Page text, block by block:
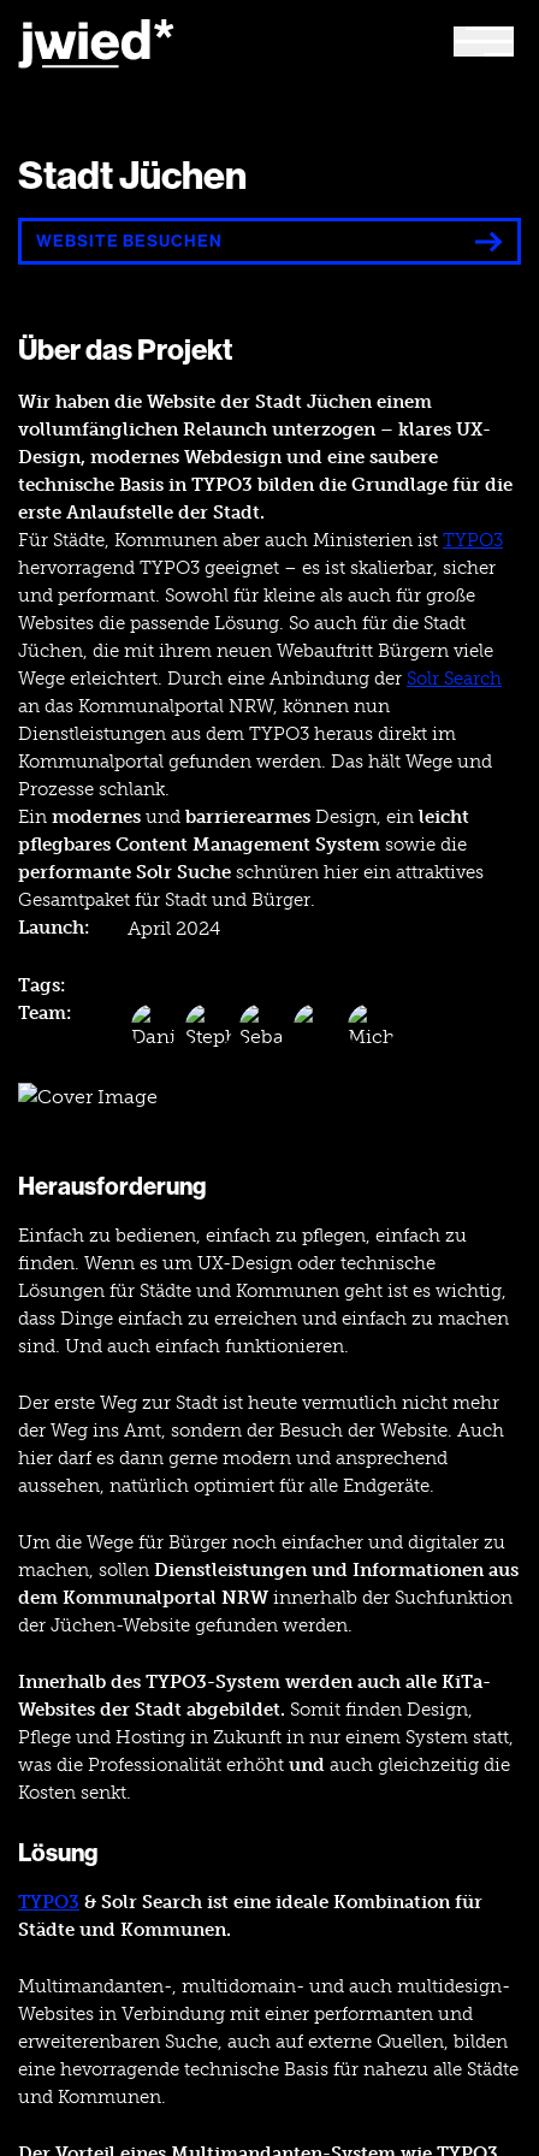
JWIED Startseite
Menu
Stadt Jüchen
WEBSITE BESUCHEN
Über das Projekt
Launch: April 2024
Tags:
Team:
Wir haben die Website der Stadt Jüchen einem
vollumfänglichen Relaunch unterzogen – klares UX-
Design, modernes Webdesign und eine saubere
technische Basis in TYPO3 bilden die Grundlage für die
erste Anlaufstelle der Stadt.
Für Städte, Kommunen aber auch Ministerien ist TYPO3
hervorragend TYPO3 geeignet – es ist skalierbar, sicher
und performant. Sowohl für kleine als auch für große
Websites die passende Lösung. So auch für die Stadt
Jüchen, die mit ihrem neuen Webauftritt Bürgern viele
Wege erleichtert. Durch eine Anbindung der Solr Search
an das Kommunalportal NRW, können nun
Dienstleistungen aus dem TYPO3 heraus direkt im
Kommunalportal gefunden werden. Das hält Wege und
Prozesse schlank.
Ein modernes und barrierearmes Design, ein leicht
pflegbares Content Management System sowie die
performante Solr Suche schnüren hier ein attraktives
Gesamtpaket für Stadt und Bürger.
Herausforderung
Einfach zu bedienen, einfach zu pflegen, einfach zu
finden. Wenn es um UX-Design oder technische
Lösungen für Städte und Kommunen geht ist es wichtig,
dass Dinge einfach zu erreichen und einfach zu machen
sind. Und auch einfach funktionieren.
Der erste Weg zur Stadt ist heute vermutlich nicht mehr
der Weg ins Amt, sondern der Besuch der Website. Auch
hier darf es dann gerne modern und ansprechend
aussehen, natürlich optimiert für alle Endgeräte.
Um die Wege für Bürger noch einfacher und digitaler zu
machen, sollen Dienstleistungen und Informationen aus
dem Kommunalportal NRW innerhalb der Suchfunktion
der Jüchen-Website gefunden werden.
Innerhalb des TYPO3-System werden auch alle KiTa-
Websites der Stadt abgebildet. Somit finden Design,
Pflege und Hosting in Zukunft in nur einem System statt,
was die Professionalität erhöht und auch gleichzeitig die
Kosten senkt.
Lösung
TYPO3 & Solr Search ist eine ideale Kombination für
Städte und Kommunen.
Multimandanten-, multidomain- und auch multidesign-
Websites in Verbindung mit einer performanten und
erweiterenbaren Suche, auch auf externe Quellen, bilden
eine hevorragende technische Basis für nahezu alle Städte
und Kommunen.